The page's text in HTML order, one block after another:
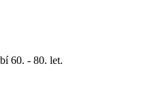
60. - 80. let.